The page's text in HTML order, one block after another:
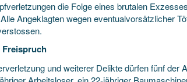
die Folge eines brutalen
Angeklagten wegen eventualvorsätzlicher
und weiterer Delikte dürfen fünf der